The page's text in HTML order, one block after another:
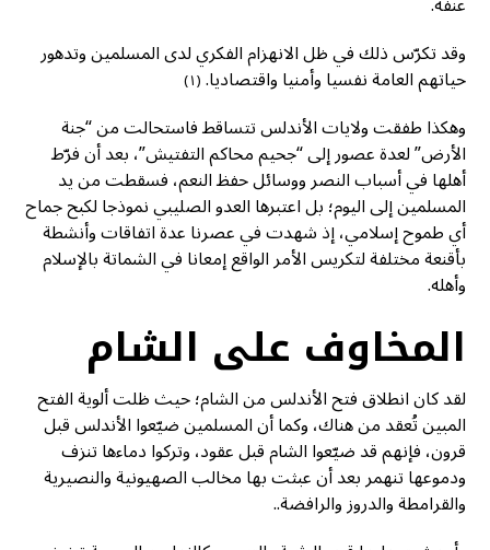
وقد تكرّس ذلك في ظل الانهزام الفكري لدى المسلمين وتدهور
حياتهم العامة نفسيا وأمنيا واقتصاديا.(١)
وهكذا طفقت ولايات الأندلس تتساقط فاستحالت من “جنة
الأرض” لعدة عصور إلى “جحيم محاكم التفتيش”، بعد أن فرّط
أهلها في أسباب النصر ووسائل حفظ النعم، فسقطت من يد
المسلمين إلى اليوم؛ بل اعتبرها العدو الصليبي نموذجا لكبح جماح
أي طموح إسلامي، إذ شهدت في عصرنا عدة اتفاقات وأنشطة
بأقنعة مختلفة لتكريس الأمر الواقع إمعانا في الشماتة بالإسلام
وأهله.
المخاوف على الشام
لقد كان انطلاق فتح الأندلس من الشام؛ حيث ظلت ألوية الفتح
المبين تُعقد من هناك، وكما أن المسلمين ضيّعوا الأندلس قبل
قرون، فإنهم قد ضيّعوا الشام قبل عقود، وتركوا دماءها تنزف
ودموعها تنهمر بعد أن عبثت بها مخالب الصهيونية والنصيرية
والقرامطة والدروز والرافضة..